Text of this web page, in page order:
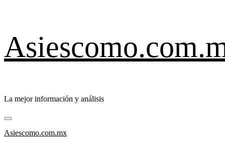
contenido
La mejor información y análisis
Menú
primario
Asiescomo.com.mx